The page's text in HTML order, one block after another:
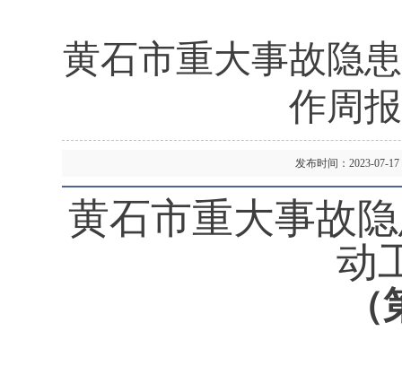
黄石市重大事故隐
作周
发布时间：2023-
黄石市重大事故
动
（